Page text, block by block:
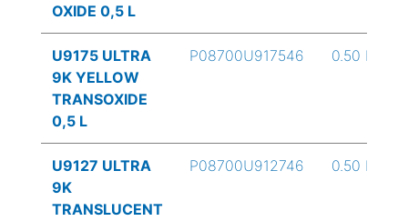
OXIDE 0,5 L
U9175 ULTRA
9K YELLOW
TRANSOXIDE
0,5 L
P08700U917546 0.50 L
U9127 ULTRA
9K
TRANSLUCENT
P08700U912746 0.50 L